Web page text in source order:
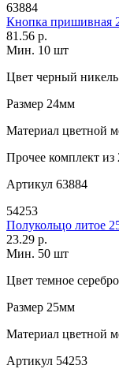
63884
Кнопка пришивная
81.56 р.
Мин. 10 шт
Цвет черный никель
Размер 24мм
Материал цветной
Прочее комплект из
Артикул 63884
54253
Полукольцо литое
23.29 р.
Мин. 50 шт
Цвет темное серебро
Размер 25мм
Материал цветной
Артикул 54253